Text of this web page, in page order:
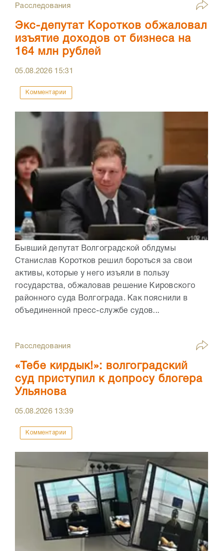
Расследования
Экс-депутат Коротков обжаловал
изъятие доходов от бизнеса на
164 млн рублей
05.08.2026 15:31
Комментарии
Бывший депутат Волгоградской облдумы
Станислав Коротков решил бороться за свои
активы, которые у него изъяли в пользу
государства, обжаловав решение Кировского
районного суда Волгограда. Как пояснили в
объединенной пресс-службе судов...
Расследования
«Тебе кирдык!»: волгоградский
суд приступил к допросу блогера
Ульянова
05.08.2026 13:39
Комментарии